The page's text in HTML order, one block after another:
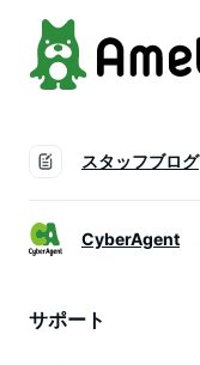
スタッフブログ
CyberAgent
サポート